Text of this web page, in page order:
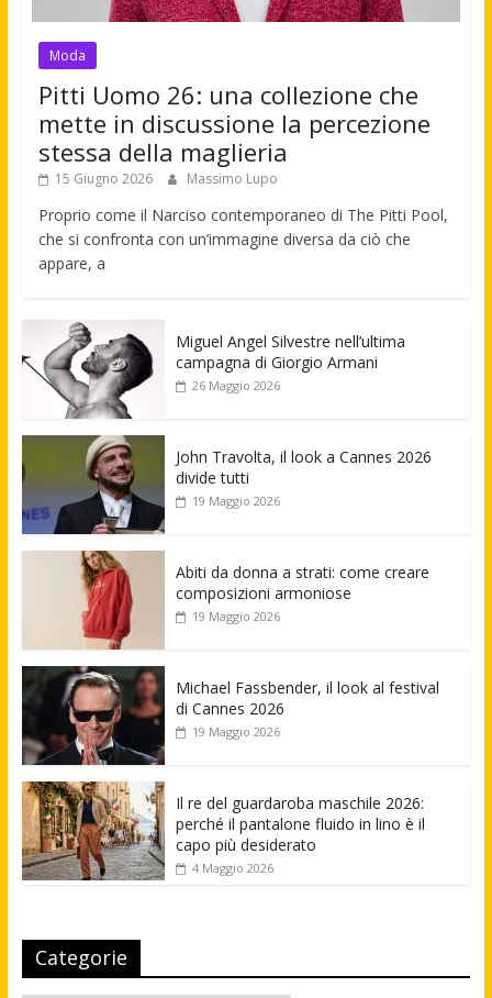
Moda
Pitti Uomo 26: una collezione che
mette in discussione la percezione
stessa della maglieria
15 Giugno 2026 Massimo Lupo
Proprio come il Narciso contemporaneo di The Pitti Pool,
che si confronta con un’immagine diversa da ciò che
appare, a
Miguel Angel Silvestre nell’ultima
campagna di Giorgio Armani
26 Maggio 2026
John Travolta, il look a Cannes 2026
divide tutti
19 Maggio 2026
Abiti da donna a strati: come creare
composizioni armoniose
19 Maggio 2026
Michael Fassbender, il look al festival
di Cannes 2026
19 Maggio 2026
Il re del guardaroba maschile 2026:
perché il pantalone fluido in lino è il
capo più desiderato
4 Maggio 2026
Categorie